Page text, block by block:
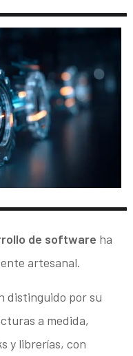
de software ha
artesanal.
distinguido por su
a medida,
y librerías, con